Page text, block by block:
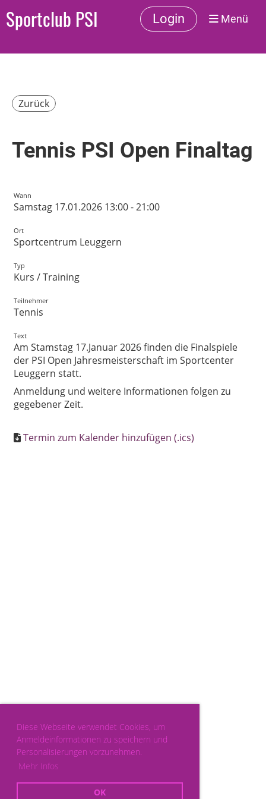
Diese Webseite verwendet Cookies, um
Anmeldeinformationen zu speichern und
Personalisierungen vorzunehmen.
Mehr Infos
OK
Sportclub PSI Login Menü
Zurück
Tennis PSI Open Finaltag
Wann
Samstag 17.01.2026 13:00 - 21:00
Ort
Sportcentrum Leuggern
Typ
Kurs / Training
Teilnehmer
Tennis
Text
Am Stamstag 17.Januar 2026 finden die Finalspiele
der PSI Open Jahresmeisterschaft im Sportcenter
Leuggern statt.
Anmeldung und weitere Informationen folgen zu
gegebener Zeit.
Termin zum Kalender hinzufügen (.ics)